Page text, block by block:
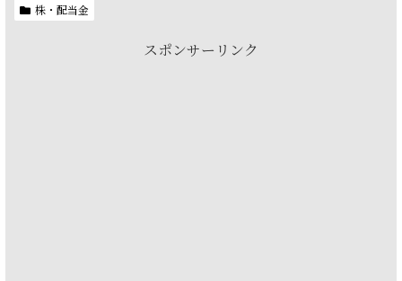
株・配当金
スポンサーリンク